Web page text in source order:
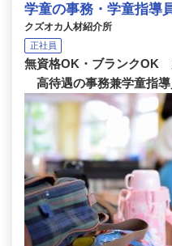
学童の事務・学童指導
クズオカ人材紹介所
正社員
無資格OK・ブランクOK
高待遇の事務兼学童指導